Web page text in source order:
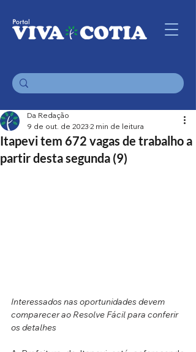
Itapevi tem 672 vagas de trabalho a
partir desta segunda (9)
Da Redação
9 de out. de 2023 2 min de leitura
Interessados nas oportunidades devem
comparecer ao Resolve Fácil para conferir
os detalhes